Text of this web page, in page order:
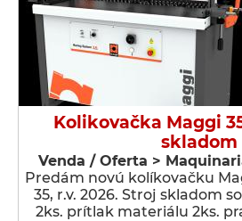
Kolikovačka Maggi
skladom
Venda / Oferta >
Predám novú kolíkovačku
35, r.v. 2026. Stroj skladom
2ks. prítlak materiálu 2ks.